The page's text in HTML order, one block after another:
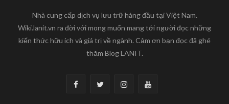
Nhà cung cấp dịch vụ lưu trữ hàng đầu tại Việt Nam.
Wiki.lanit.vn ra đời với mong muốn mang tới người đọc những
kiến thức hữu ích và giá trị về ngành. Cảm ơn bạn đọc đã ghé
thăm Blog LANIT.
T I Y